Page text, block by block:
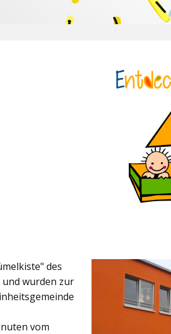
des
und wurden zur
vom